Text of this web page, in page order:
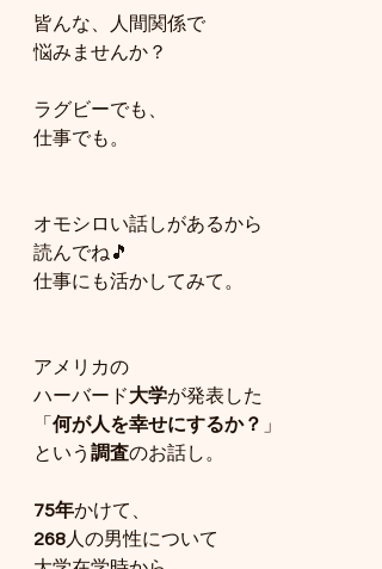
皆んな、人間関係で
悩みませんか？
ラグビーでも、
仕事でも。
オモシロい話しがあるから
読んでね🎵
仕事にも活かしてみて。
アメリカの
ハーバード大学が発表した
「 何が人を幸せにするか？ 」
という 調査のお話し。
75年かけて、
268人の男性について